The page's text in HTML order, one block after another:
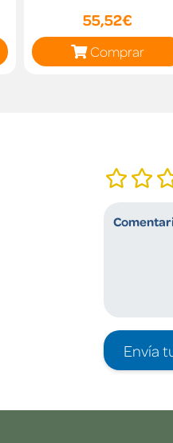
55,52€
Comprar
Envía